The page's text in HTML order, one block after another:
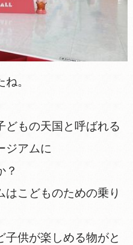
。
どもの天国と呼ばれる
ジアムに
？
はこどものための乗り
子供が楽しめる物がと